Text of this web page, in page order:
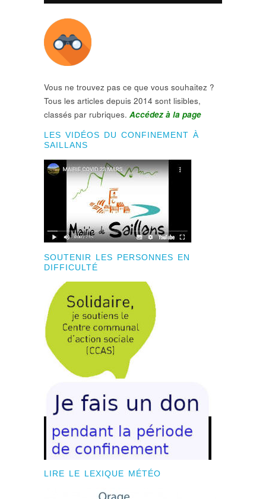
Vous ne trouvez pas ce que vous souhaitez ?
Tous les articles depuis 2014 sont lisibles,
classés par rubriques. Accédez à la page
LES VIDÉOS DU CONFINEMENT À
SAILLANS
SOUTENIR LES PERSONNES EN
DIFFICULTÉ
LIRE LE LEXIQUE MÉTÉO